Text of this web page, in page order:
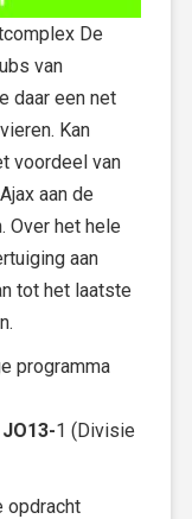
De
van
daar een net
Kan
voordeel van
aan de
Over het hele
aan
tot het laatste
programma
1 (Divisie
opdracht